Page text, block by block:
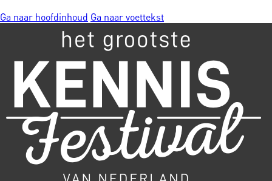
Ga naar hoofdinhoud Ga naar voettekst